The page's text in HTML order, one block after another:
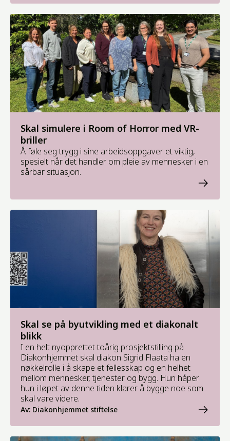
Skal simulere i Room of Horror med VR-
briller
Å føle seg trygg i sine arbeidsoppgaver et viktig,
spesielt når det handler om pleie av mennesker i en
sårbar situasjon.
Skal se på byutvikling med et diakonalt
blikk
I en helt nyopprettet toårig prosjektstilling på
Diakonhjemmet skal diakon Sigrid Flaata ha en
nøkkelrolle i å skape et fellesskap og en helhet
mellom mennesker, tjenester og bygg. Hun håper
hun i løpet av denne tiden klarer å bygge noe som
skal vare videre.
Av: Diakonhjemmet stiftelse